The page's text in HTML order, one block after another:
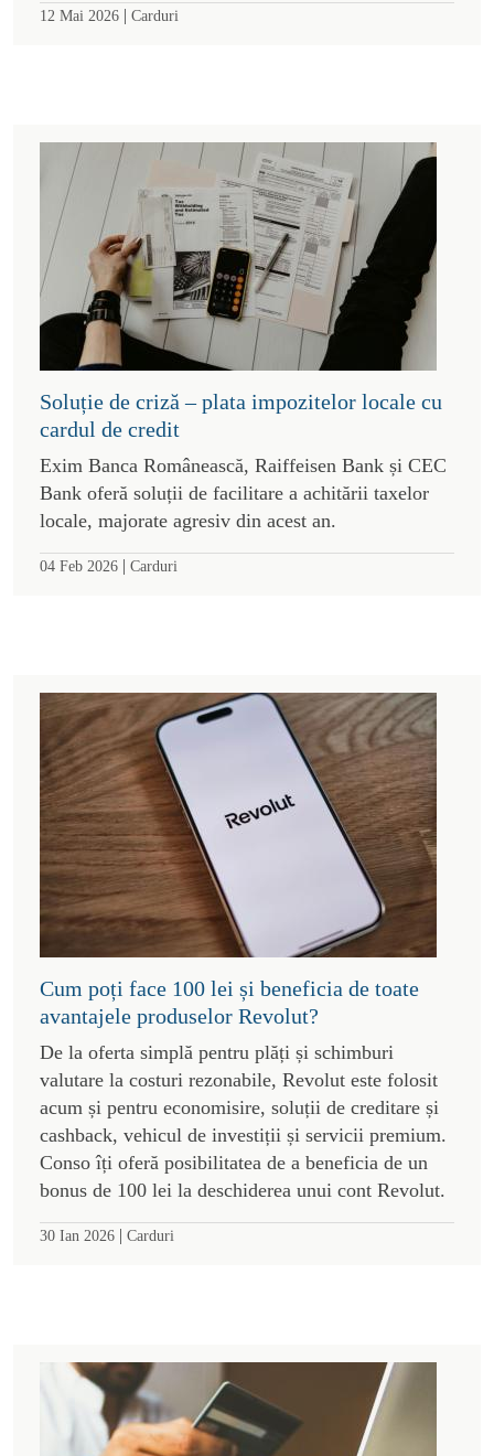
12 Mai 2026 | Carduri
Soluție de criză – plata impozitelor locale cu
cardul de credit
Exim Banca Românească, Raiffeisen Bank și CEC
Bank oferă soluții de facilitare a achitării taxelor
locale, majorate agresiv din acest an.
04 Feb 2026 | Carduri
Cum poți face 100 lei și beneficia de toate
avantajele produselor Revolut?
De la oferta simplă pentru plăți și schimburi
valutare la costuri rezonabile, Revolut este folosit
acum și pentru economisire, soluții de creditare și
cashback, vehicul de investiții și servicii premium.
Conso îți oferă posibilitatea de a beneficia de un
bonus de 100 lei la deschiderea unui cont Revolut.
30 Ian 2026 | Carduri